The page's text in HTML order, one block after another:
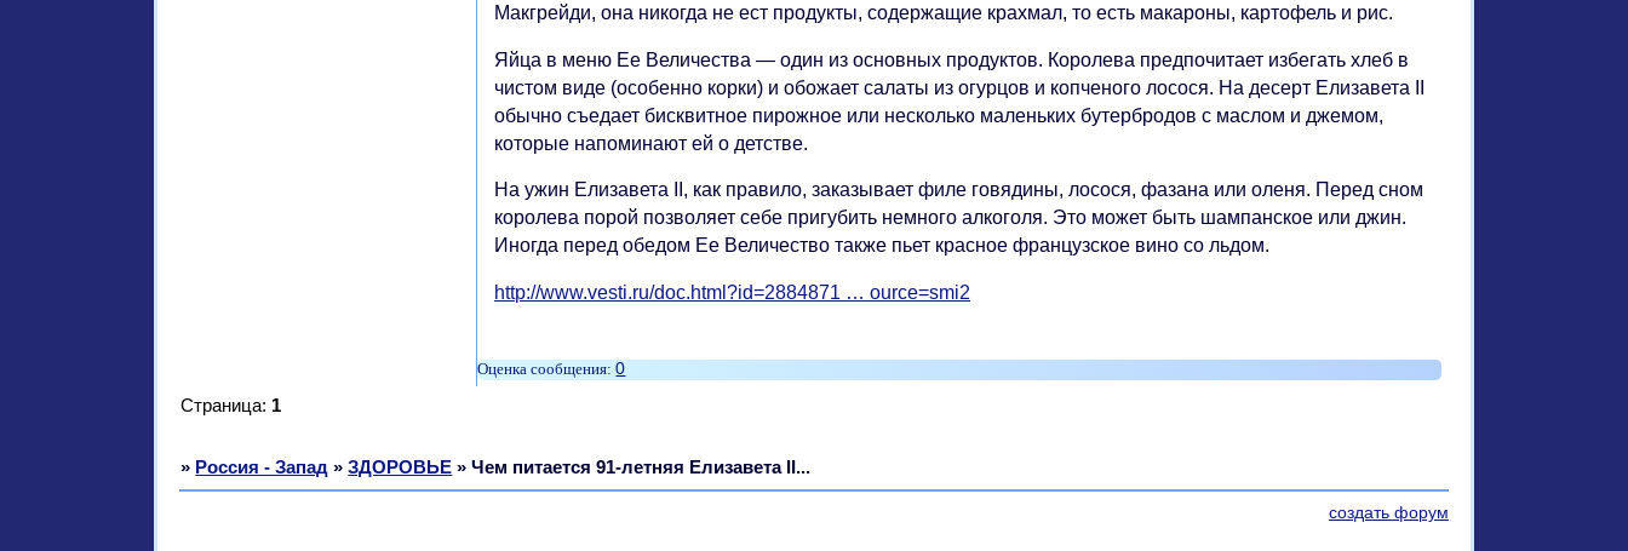
Макгрейди, она никогда не ест продукты, содержащие крахмал, то есть макароны, картофель и рис.
Яйца в меню Ее Величества — один из основных продуктов. Королева предпочитает избегать хлеб в
чистом виде (особенно корки) и обожает салаты из огурцов и копченого лосося. На десерт Елизавета II
обычно съедает бисквитное пирожное или несколько маленьких бутербродов с маслом и джемом,
которые напоминают ей о детстве.
На ужин Елизавета II, как правило, заказывает филе говядины, лосося, фазана или оленя. Перед сном
королева порой позволяет себе пригубить немного алкоголя. Это может быть шампанское или джин.
Иногда перед обедом Ее Величество также пьет красное французское вино со льдом.
http://www.vesti.ru/doc.html?id=2884871 … ource=smi2
0
Страница: 1
» Россия - Запад »ЗДОРОВЬЕ »Чем питается 91-летняя Елизавета II...
создать форум